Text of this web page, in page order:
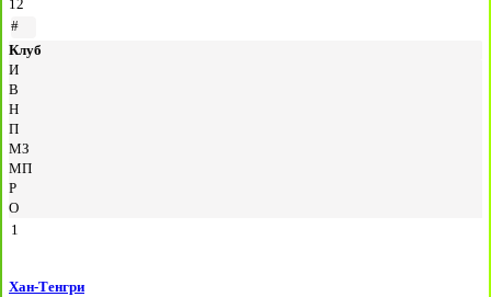
12
#
Клуб
И
В
Н
П
МЗ
МП
Р
О
1
Хан-Тенгри